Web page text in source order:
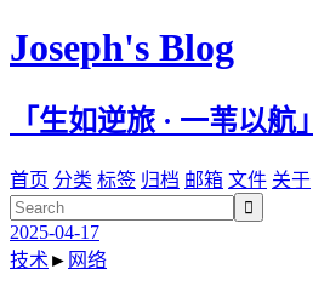
Joseph's Blog
「生如逆旅 · 一苇以航」
首页 分类 标签 归档 邮箱 文件 关于

2025-04-17
技术► 网络